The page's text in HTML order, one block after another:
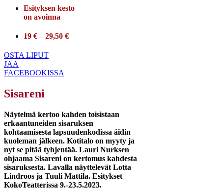
Esityksen kesto
on avoinna
19 € – 29,50 €
OSTA LIPUT
JAA
FACEBOOKISSA
Sisareni
Näytelmä kertoo kahden toisistaan
erkaantuneiden sisaruksen
kohtaamisesta lapsuudenkodissa äidin
kuoleman jälkeen. Kotitalo on myyty ja
nyt se pitää tyhjentää. Lauri Nurksen
ohjaama Sisareni on kertomus kahdesta
sisaruksesta. Lavalla näyttelevät Lotta
Lindroos ja Tuuli Mattila. Esitykset
KokoTeatterissa 9.-23.5.2023.